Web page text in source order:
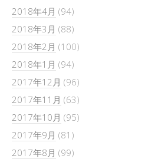
2018年4月 (94)
2018年3月 (88)
2018年2月 (100)
2018年1月 (94)
2017年12月 (96)
2017年11月 (63)
2017年10月 (95)
2017年9月 (81)
2017年8月 (99)